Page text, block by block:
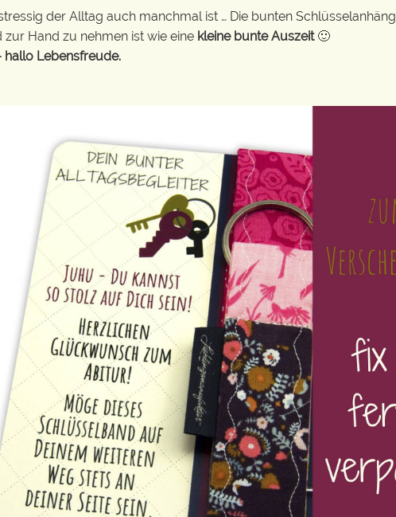
der Alltag auch manchmal ist … Die bunten
zur Hand zu nehmen ist wie eine kleine bunte Auszeit🙂
hallo Lebensfreude.